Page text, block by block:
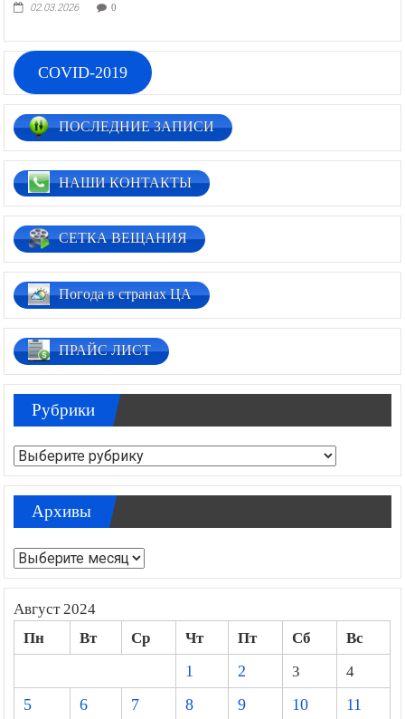
02.03.2026 0
COVID-2019
ПОСЛЕДНИЕ ЗАПИСИ
НАШИ КОНТАКТЫ
СЕТКА ВЕЩАНИЯ
Погода в странах ЦА
ПРАЙС ЛИСТ
Рубрики
Рубрики
Архивы
Архивы
Август 2024
Пн Вт Ср Чт Пт Сб
Вс
1
2 3
4
5
6 7 8 9 10
11